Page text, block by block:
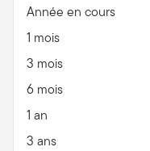
Année en cours
1 mois
3 mois
6 mois
1 an
3 ans